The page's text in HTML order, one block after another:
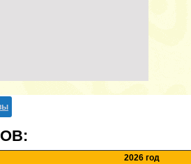
2026 год